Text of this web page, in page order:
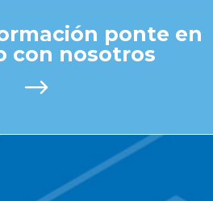
ponte en
con nosotros